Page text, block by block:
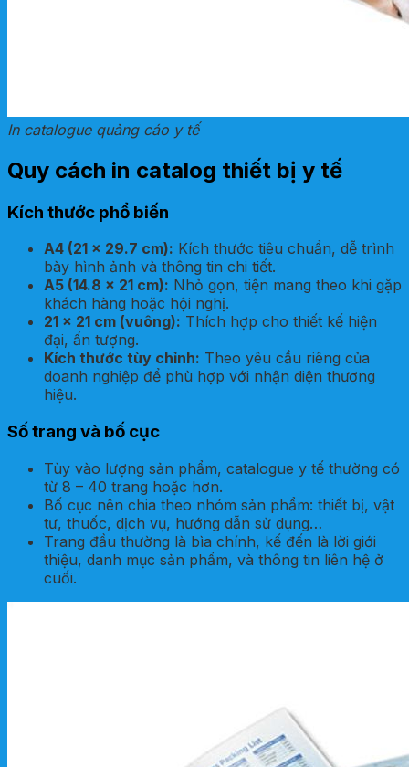
In catalogue quảng cáo y tế
Quy cách in catalog thiết bị y tế
Kích thước phổ biến
A4 (21 x 29.7 cm): Kích thước tiêu chuẩn, dễ trình
bày hình ảnh và thông tin chi tiết.
A5 (14.8 x 21 cm): Nhỏ gọn, tiện mang theo khi gặp
khách hàng hoặc hội nghị.
21 x 21 cm (vuông): Thích hợp cho thiết kế hiện
đại, ấn tượng.
Kích thước tùy chỉnh: Theo yêu cầu riêng của
doanh nghiệp để phù hợp với nhận diện thương
hiệu.
Số trang và bố cục
Tùy vào lượng sản phẩm, catalogue y tế thường có
từ 8 – 40 trang hoặc hơn.
Bố cục nên chia theo nhóm sản phẩm: thiết bị, vật
tư, thuốc, dịch vụ, hướng dẫn sử dụng…
Trang đầu thường là bìa chính, kế đến là lời giới
thiệu, danh mục sản phẩm, và thông tin liên hệ ở
cuối.